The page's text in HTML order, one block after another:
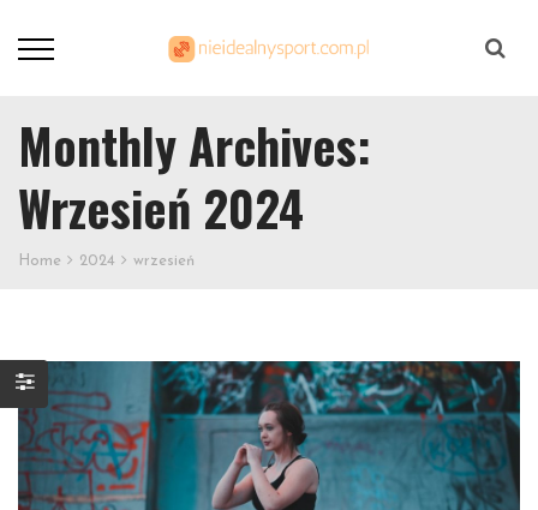
Monthly Archives:
Wrzesień 2024
Home 2024 wrzesień